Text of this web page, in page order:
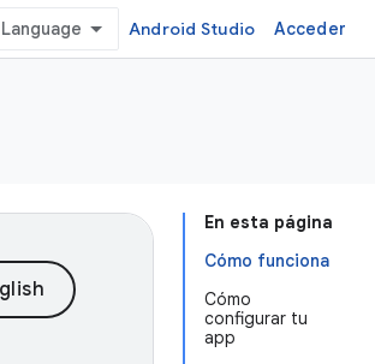
Android Studio Acceder
En esta página
Cómo funciona
Cómo
configurar tu
app